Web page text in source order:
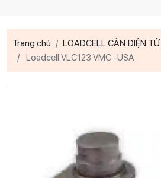
Trang chủ LOADCELL CÂN ĐIỆN TỬ
Loadcell VLC123 VMC -USA